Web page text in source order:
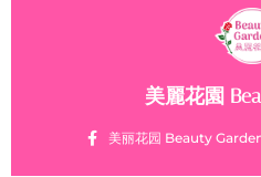
美麗花園
美丽花园 Beauty